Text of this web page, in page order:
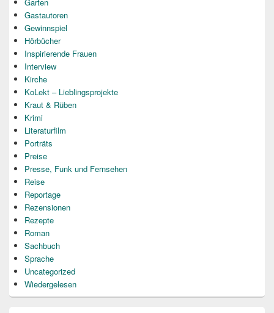
Garten
Gastautoren
Gewinnspiel
Hörbücher
Inspirierende Frauen
Interview
Kirche
KoLekt – Lieblingsprojekte
Kraut & Rüben
Krimi
Literaturfilm
Porträts
Preise
Presse, Funk und Fernsehen
Reise
Reportage
Rezensionen
Rezepte
Roman
Sachbuch
Sprache
Uncategorized
Wiedergelesen